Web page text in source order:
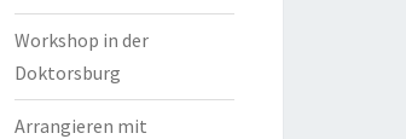
Workshop in der
Doktorsburg
Arrangieren mit